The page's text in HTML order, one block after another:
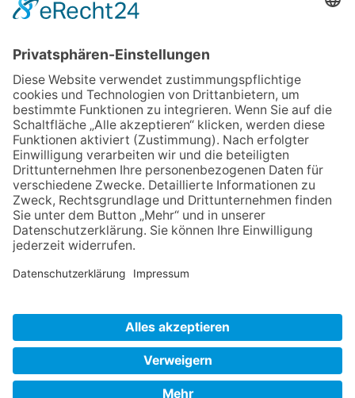
Zurück
Impressum
Widerruf
Barrierefreiheit